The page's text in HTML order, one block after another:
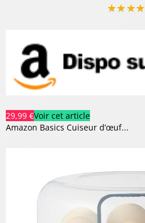
★★★★
29,99 €Voir cet article
Amazon Basics Cuiseur d’œuf...